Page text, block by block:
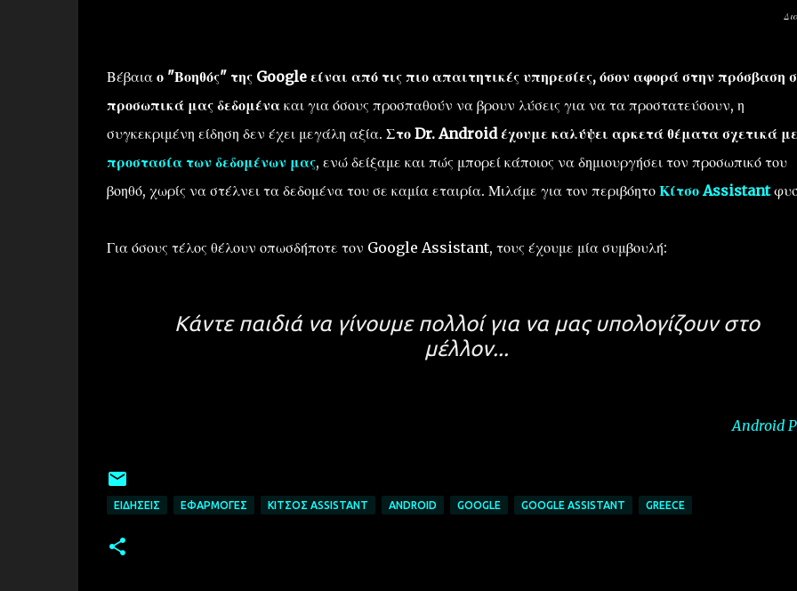
Βέβαια ο "Βοηθός" της Google είναι από τις πιο απαιτητικές υπηρεσίες, όσον αφορά στην πρόσβαση
προσωπικά μας δεδομένα και για όσους προσπαθούν να βρουν λύσεις για να τα προστατεύσουν, η
συγκεκριμένη είδηση δεν έχει μεγάλη αξία. Στο Dr. Android έχουμε καλύψει αρκετά θέματα σχετικά
προστασία των δεδομένων μας, ενώ δείξαμε και πώς μπορεί κάποιος να δημιουργήσει τον προσωπικό του
βοηθό, χωρίς να στέλνει τα δεδομένα του σε καμία εταιρία. Μιλάμε για τον περιβόητο Κίτσο Assistant
Για όσους τέλος θέλουν οπωσδήποτε τον Google Assistant, τους έχουμε μία συμβουλή:
Κάντε παιδιά να γίνουμε πολλοί για να μας υπολογίζουν στο
μέλλον...
Android
ΕΙΔΉΣΕΙΣ ΕΦΑΡΜΟΓΈΣ ΚΊΤΣΟΣ ASSISTANT ANDROID GOOGLE GOOGLE ASSISTANT GREECE